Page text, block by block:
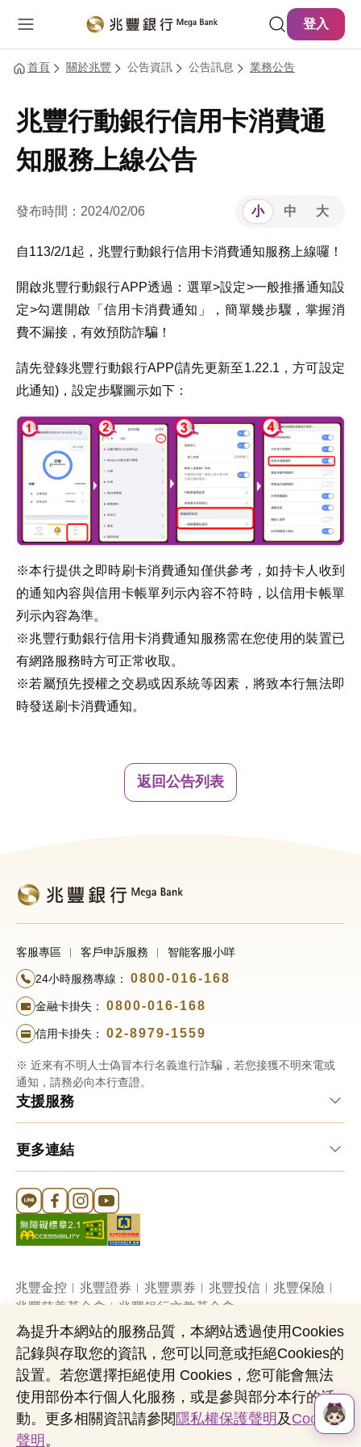
登入
首頁 關於兆豐 公告資訊 公告訊息 業務公告
兆豐行動銀行信用卡消費通
知服務上線公告
發布時間：2024/02/06 小 中 大
自113/2/1起，兆豐行動銀行信用卡消費通知服務上線囉！
開啟兆豐行動銀行APP透過：選單>設定>一般推播通知設
定>勾選開啟「信用卡消費通知」，簡單幾步驟，掌握消
費不漏接，有效預防詐騙！
請先登錄兆豐行動銀行APP(請先更新至1.22.1，方可設定
此通知)，設定步驟圖示如下：
※本行提供之即時刷卡消費通知僅供參考，如持卡人收到
的通知內容與信用卡帳單列示內容不符時，以信用卡帳單
列示內容為準。
※兆豐行動銀行信用卡消費通知服務需在您使用的裝置已
有網路服務時方可正常收取。
※若屬預先授權之交易或因系統等因素，將致本行無法即
時發送刷卡消費通知。
返回公告列表
客服專區 客戶申訴服務 智能客服小咩
24小時服務專線： 0800-016-168
金融卡掛失： 0800-016-168
信用卡掛失： 02-8979-1559
※ 近來有不明人士偽冒本行名義進行詐騙，若您接獲不明來電或
通知，請務必向本行查證。
支援服務
更多連結
Line 官方帳號
FB 官方帳號
Instagram 官方帳號
YouTube 官方帳號
兆豐金控 兆豐證券 兆豐票券 兆豐投信
兆豐保險
兆豐慈善基金會
兆豐銀行文教基金會
網站導覽 法定公開揭露事項
機構投資人盡職治理
隱私權聲明
共同行銷專區 國內外幣清算
營業人：兆豐國際商業銀行股份有限公司
營利事業統一編號：03705903
為提升本網站的服務品質，本網站透過使用Cookies
記錄與存取您的資訊，您可以同意或拒絕Cookies的
設置。若您選擇拒絕使用 Cookies，您可能會無法
使用部份本行個人化服務，或是參與部分本行的活
動。更多相關資訊請參閱 隱私權保護聲明 及 Cookies
聲明 。